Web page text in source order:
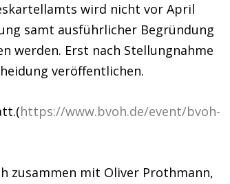
wird nicht vor April
samt ausführlicher Begründung
werden. Erst nach Stellungnahme
veröffentlichen.
https://www.bvoh.de/event/bvoh-
zusammen mit Oliver Prothmann,